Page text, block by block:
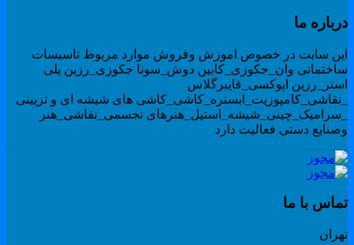
ما
سایت در خصوص اموزش وفروش موارد مربوط تاسیسات
وان_جکوزی_کابین دوش_سونا جکوزی_رزین پلی
اپوکسی_فایبرگلاس
های شیشه ای و تزیینی
تجسمی_نقاشی_هنر
دستی فعالیت دارد
با ما